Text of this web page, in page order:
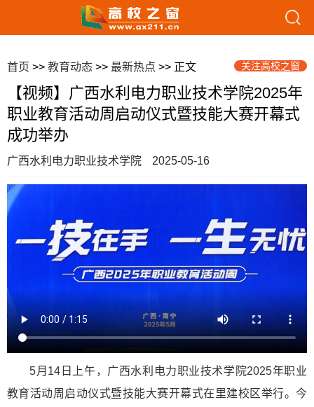
首页 >> 教育动态 >> 最新热点 >> 正文 关注高校之窗
【视频】广西水利电力职业技术学院2025年
职业教育活动周启动仪式暨技能大赛开幕式
成功举办
广西水利电力职业技术学院 2025-05-16
5月14日上午，广西水利电力职业技术学院2025年职业
教育活动周启动仪式暨技能大赛开幕式在里建校区举行。今